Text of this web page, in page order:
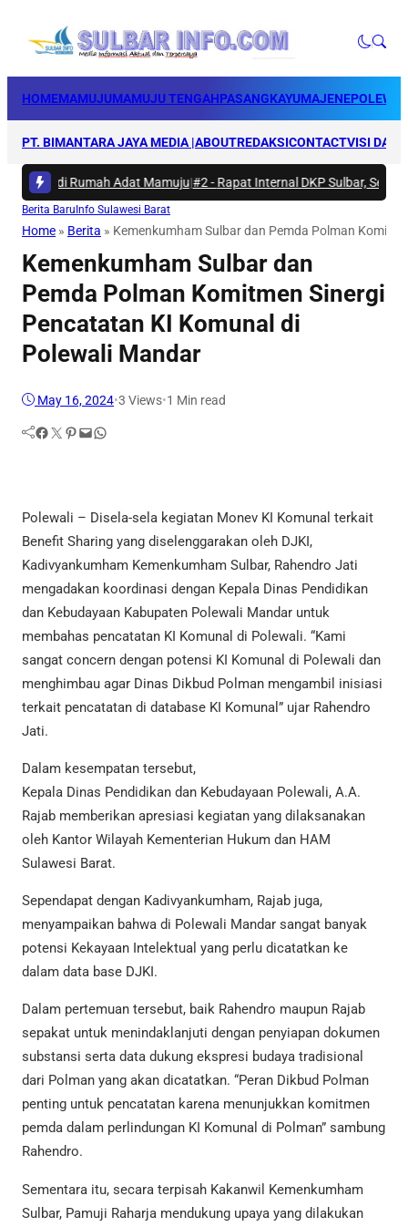
HOMEMAMUJUMAMUJU TENGAHPASANGKAYUMAJENE
PT. BIMANTARA JAYA MEDIA |ABOUTREDAKSICONTACTVISI DAN
di Rumah Adat Mamuju|#2 -Rapat Internal DKP Sulbar,
Berita Baru Info Sulawesi Barat
Home » Berita » Kemenkumham Sulbar dan Pemda Polman
Kemenkumham Sulbar dan
Pemda Polman Komitmen Sinergi
Pencatatan KI Komunal di
Polewali Mandar
May 16, 2024•3 Views•1 Min read
Facebook Twitter Pinterest Mail WhatsApp
Polewali – Disela-sela kegiatan Monev KI Komunal terkait
Benefit Sharing yang diselenggarakan oleh DJKI,
Kadivyankumham Kemenkumham Sulbar, Rahendro Jati
mengadakan koordinasi dengan Kepala Dinas Pendidikan
dan Kebudayaan Kabupaten Polewali Mandar untuk
membahas pencatatan KI Komunal di Polewali. “Kami
sangat concern dengan potensi KI Komunal di Polewali dan
menghimbau agar Dinas Dikbud Polman mengambil inisiasi
terkait pencatatan di database KI Komunal” ujar Rahendro
Jati.
Dalam kesempatan tersebut,
Kepala Dinas Pendidikan dan Kebudayaan Polewali, A.A.
Rajab memberikan apresiasi kegiatan yang dilaksanakan
oleh Kantor Wilayah Kementerian Hukum dan HAM
Sulawesi Barat.
Sependapat dengan Kadivyankumham, Rajab juga,
menyampaikan bahwa di Polewali Mandar sangat banyak
potensi Kekayaan Intelektual yang perlu dicatatkan ke
dalam data base DJKI.
Dalam pertemuan tersebut, baik Rahendro maupun Rajab
sepakat untuk menindaklanjuti dengan penyiapan dokumen
substansi serta data dukung ekspresi budaya tradisional
dari Polman yang akan dicatatkan. “Peran Dikbud Polman
penting untuk pencatatan karena menunjukkan komitmen
pemda dalam perlindungan KI Komunal di Polman” sambung
Rahendro.
Sementara itu, secara terpisah Kakanwil Kemenkumham
Sulbar, Pamuji Raharja mendukung upaya yang dilakukan